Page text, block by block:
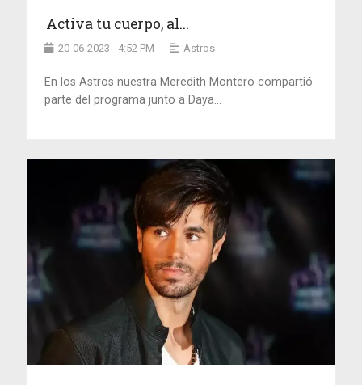
Activa tu cuerpo, al...
20-06-2023 - 4:52 PM Astros
En los Astros nuestra Meredith Montero compartió
parte del programa junto a Daya...